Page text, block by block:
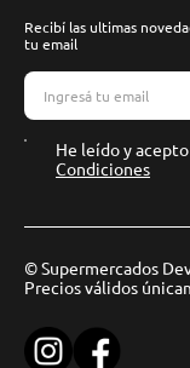
Recibí las ultimas
tu email
He leído y
Condiciones
© Supermercados
Precios válidos